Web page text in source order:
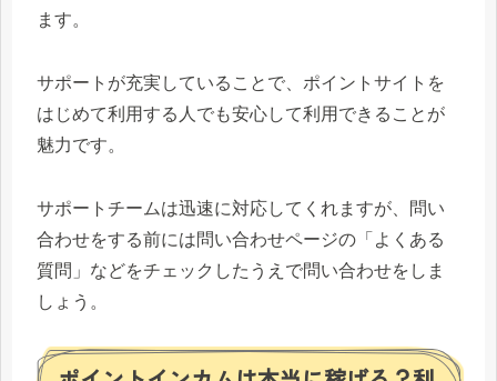
ます。
サポートが充実していることで、ポイントサイトを
はじめて利用する人でも安心して利用できることが
魅力です。
サポートチームは迅速に対応してくれますが、問い
合わせをする前には問い合わせページの「よくある
質問」などをチェックしたうえで問い合わせをしま
しょう。